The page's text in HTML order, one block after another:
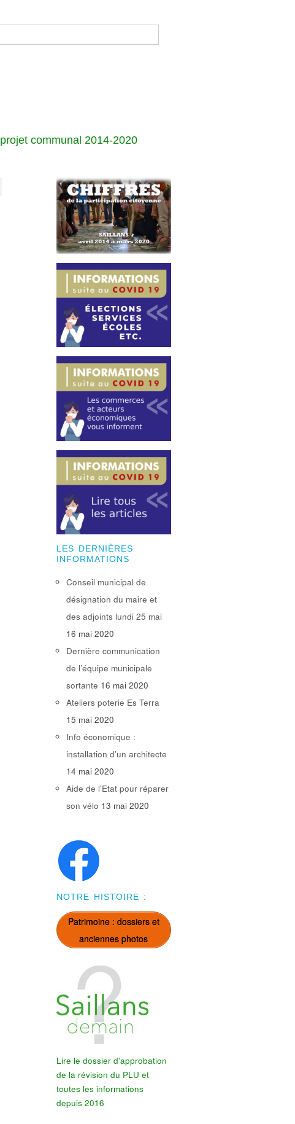
projet communal 2014-2020
LES DERNIÈRES
INFORMATIONS
Conseil municipal de
désignation du maire et
des adjoints lundi 25 mai
16 mai 2020
Dernière communication
de l’équipe municipale
sortante 16 mai 2020
Ateliers poterie Es Terra
15 mai 2020
Info économique :
installation d’un architecte
14 mai 2020
Aide de l’Etat pour réparer
son vélo 13 mai 2020
NOTRE HISTOIRE :
Patrimoine : dossiers et
anciennes photos
Lire le dossier d'approbation
de la révision du PLU et
toutes les informations
depuis 2016